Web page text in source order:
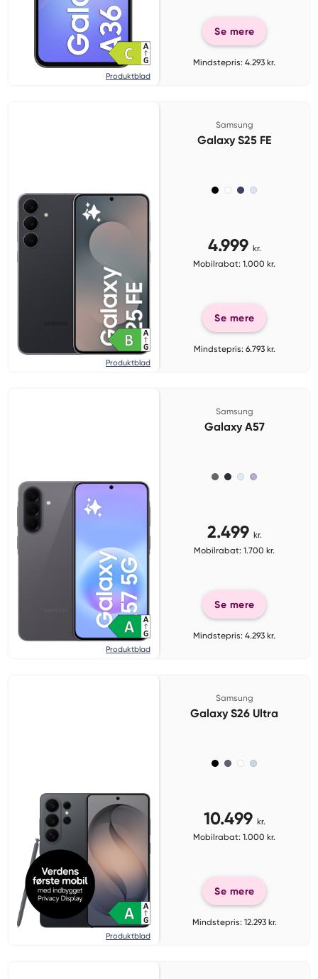
Produktblad
Se mere
Mindstepris: 4.293 kr.
Produktblad
Samsung
Galaxy S25 FE
4.999 kr.
Mobilrabat: 1.000 kr.
Se mere
Mindstepris: 6.793 kr.
Produktblad
Samsung
Galaxy A57
2.499 kr.
Mobilrabat: 1.700 kr.
Se mere
Mindstepris: 4.293 kr.
Produktblad
Samsung
Galaxy S26 Ultra
10.499 kr.
Mobilrabat: 1.000 kr.
Se mere
Mindstepris: 12.293 kr.